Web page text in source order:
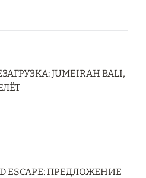
JUMEIRAH BALI,
ESCAPE: ПРЕДЛОЖЕНИЕ